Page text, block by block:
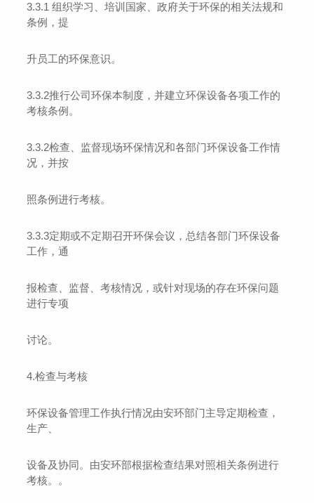
3.3.1组织学习、培训国家、政府关于环保的相关法规和
条例，提
升员工的环保意识。
3.3.2推行公司环保本制度，并建立环保设备各项工作的
考核条例。
3.3.2检查、监督现场环保情况和各部门环保设备工作情
况，并按
照条例进行考核。
3.3.3定期或不定期召开环保会议，总结各部门环保设备
工作，通
报检查、监督、考核情况，或针对现场的存在环保问题
进行专项
讨论。
4.检查与考核
环保设备管理工作执行情况由安环部门主导定期检查，
生产、
设备及协同。由安环部根据检查结果对照相关条例进行
考核。。